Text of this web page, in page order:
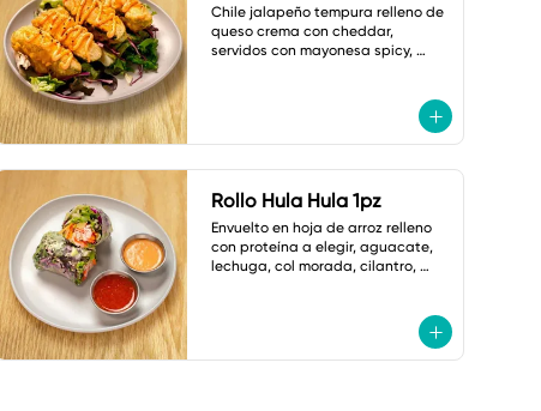
Chile jalapeño tempura relleno de
queso crema con cheddar,
servidos con mayonesa spicy,
Rollo Hula Hula 1pz
Envuelto en hoja de arroz relleno
con proteína a elegir, aguacate,
lechuga, col morada, cilantro,